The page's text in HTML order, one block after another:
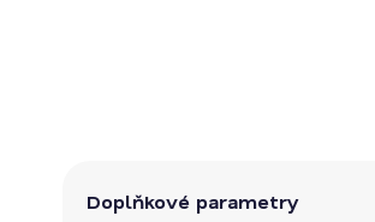
Doplňkové parametry